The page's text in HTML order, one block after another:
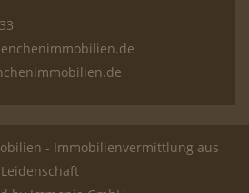
- Immobilienvermittlung aus
Leidenschaft